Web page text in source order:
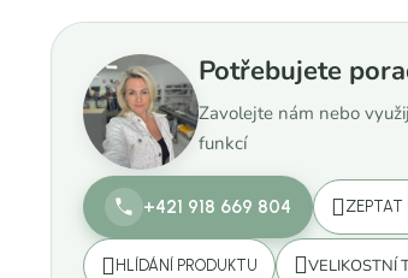
Potřebujete
Zavolejte nám nebo
funkcí
+421 918 669 804 ZEPTAT
HLÍDÁNÍ PRODUKTU VELIKOSTNÍ